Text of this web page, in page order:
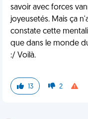
savoir avec forces
joyeusetés. Mais ça
constate cette
que dans le monde
:/ Voilà.
13 2